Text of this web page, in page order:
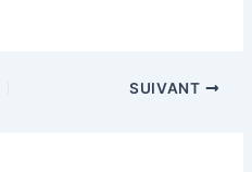
SUIVANT